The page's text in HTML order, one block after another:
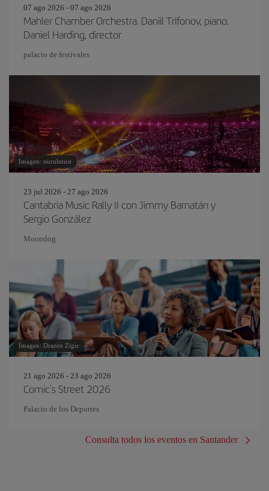
07 ago 2026 - 07 ago 2026
Mahler Chamber Orchestra. Daniil Trifonov, piano.
Daniel Harding, director
palacio de festivales
Imagen: nurulmust
23 jul 2026 - 27 ago 2026
Cantabria Music Rally II con Jimmy Barnatán y
Sergio González
Moondog
Imagen: Drazen Zigic
21 ago 2026 - 23 ago 2026
Comic's Street 2026
Palacio de los Deportes
Consulta todos los eventos en Santander